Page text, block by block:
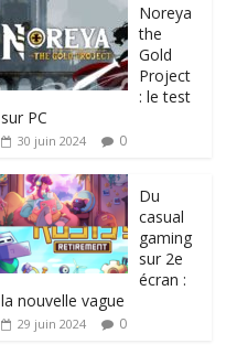
Noreya
the
Gold
Project
: le test
sur PC
30 juin 2024 0
Du
casual
gaming
sur 2e
écran :
la nouvelle vague
29 juin 2024 0